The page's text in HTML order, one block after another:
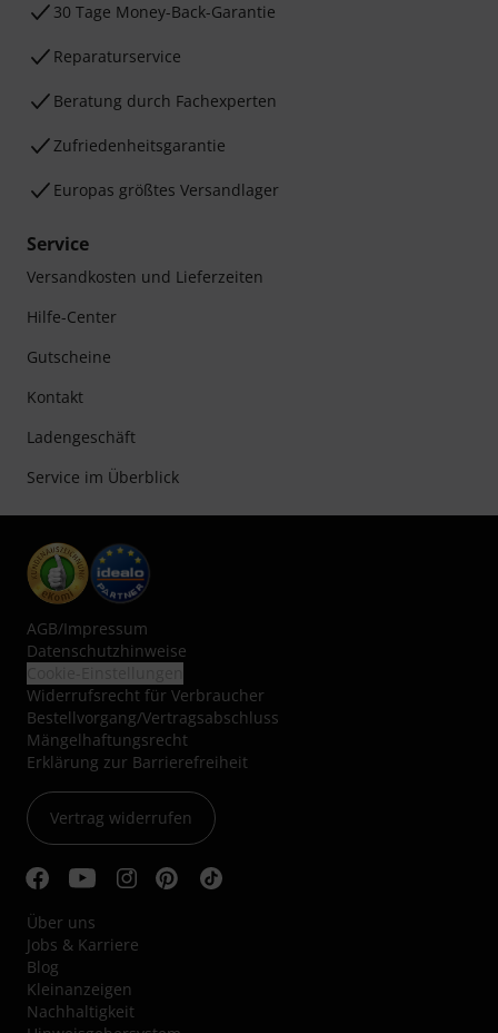
30 Tage Money-Back-Garantie
Reparaturservice
Beratung durch Fachexperten
Zufriedenheitsgarantie
Europas größtes Versandlager
Service
Versandkosten und Lieferzeiten
Hilfe-Center
Gutscheine
Kontakt
Ladengeschäft
Service im Überblick
AGB/Impressum
Datenschutzhinweise
Widerrufsrecht für Verbraucher
Bestellvorgang/Vertragsabschluss
Mängelhaftungsrecht
Erklärung zur Barrierefreiheit
Vertrag widerrufen
Über uns
Jobs & Karriere
Blog
Kleinanzeigen
Nachhaltigkeit